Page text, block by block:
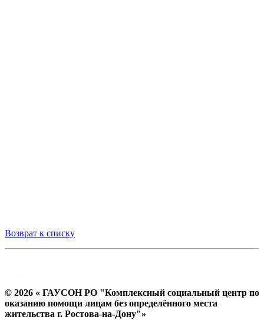
Возврат к списку
© 2026 « ГАУСОН РО "Комплексный социальный центр по
оказанию помощи лицам без определённого места
жительства г. Ростова-на-Дону"»